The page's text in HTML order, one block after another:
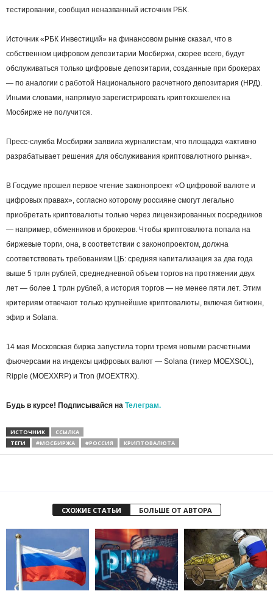
тестировании, сообщил неназванный источник РБК.
Источник «РБК Инвестиций» на финансовом рынке сказал, что в
собственном цифровом депозитарии Мосбиржи, скорее всего, будут
обслуживаться только цифровые депозитарии, созданные при брокерах
— по аналогии с работой Национального расчетного депозитария (НРД).
Иными словами, напрямую зарегистрировать криптокошелек на
Мосбирже не получится.
Пресс‑служба Мосбиржи заявила журналистам, что площадка «активно
разрабатывает решения для обслуживания криптовалютного рынка».
В Госдуме прошел первое чтение законопроект «О цифровой валюте и
цифровых правах», согласно которому россияне смогут легально
приобретать криптовалюты только через лицензированных посредников
— например, обменников и брокеров. Чтобы криптовалюта попала на
биржевые торги, она, в соответствии с законопроектом, должна
соответствовать требованиям ЦБ: средняя капитализация за два года
выше 5 трлн рублей, среднедневной объем торгов на протяжении двух
лет — более 1 трлн рублей, а история торгов — не менее пяти лет. Этим
критериям отвечают только крупнейшие криптовалюты, включая биткоин,
эфир и Solana.
14 мая Московская биржа запустила торги тремя новыми расчетными
фьючерсами на индексы цифровых валют — Solana (тикер MOEXSOL),
Ripple (MOEXXRP) и Tron (MOEXTRX).
Будь в курсе! Подписывайся на Телеграм.
ИСТОЧНИК
ССЫЛКА
ТЕГИ
#МОСБИРЖА #РОССИЯ КРИПТОВАЛЮТА
СХОЖИЕ СТАТЬИ БОЛЬШЕ ОТ АВТОРА